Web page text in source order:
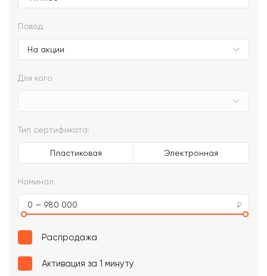
Повод
Для кого
Тип сертификата:
Пластиковая Электронная
Номинал
0 — 980 000
Распродажа
Активация за 1 минуту